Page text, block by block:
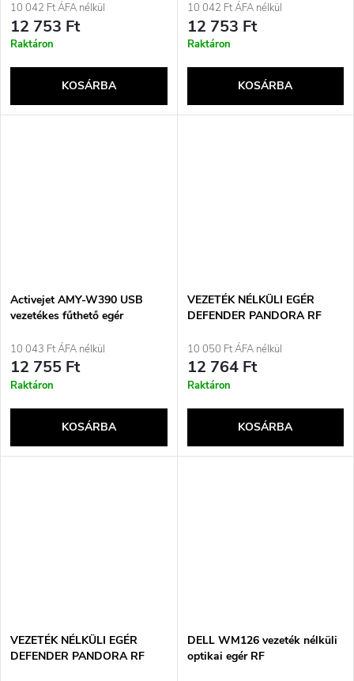
10 042 Ft ÁFA nélkül
12 753 Ft
Raktáron
KOSÁRBA
10 042 Ft ÁFA nélkül
12 753 Ft
Raktáron
KOSÁRBA
Activejet AMY-W390 USB
vezetékes fűthető egér
10 043 Ft ÁFA nélkül
12 755 Ft
Raktáron
KOSÁRBA
VEZETÉK NÉLKÜLI EGÉR
DEFENDER PANDORA RF
10 050 Ft ÁFA nélkül
12 764 Ft
Raktáron
KOSÁRBA
VEZETÉK NÉLKÜLI EGÉR
DEFENDER PANDORA RF
DELL WM126 vezeték nélküli
optikai egér RF